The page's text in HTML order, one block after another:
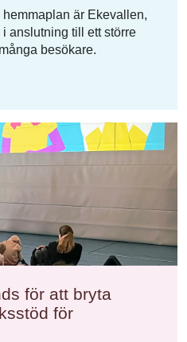
är Ekevallen,
anslutning till ett större
besökare.
för att bryta
för